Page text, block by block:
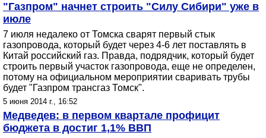
"Газпром" начнет строить "Силу Сибири" уже в
июле
7 июля недалеко от Томска сварят первый стык
газопровода, который будет через 4-6 лет поставлять в
Китай российский газ. Правда, подрядчик, который будет
строить первый участок газопровода, еще не определен,
потому на официальном мероприятии сваривать трубы
будет "Газпром трансгаз Томск".
5 июня 2014 г., 16:52
Медведев: в первом квартале профицит
бюджета в достиг 1,1% ВВП